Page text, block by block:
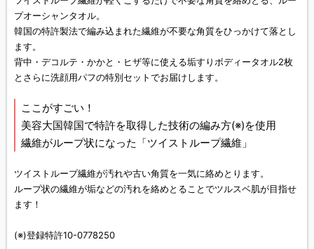
プオーシャンタオル。
韓国の特許製法で編み込まれた繊維が不要な角質をひっかけて落とし
ます。
背中・デコルテ・かかと・ヒザ等に使える垢すりボディータオル2枚
とさらに洗顔用パフの特別セットでお届けします。
ここがすごい！
美容大国韓国で特許を取得した技術の編み方(※)を使用
繊維がループ状になった「ツイストループ繊維」
ツイストループ繊維が汚れや古い角質を一気に絡めとります。
ループ状の繊維が垢などの汚れを絡めとることでツルスベ肌が目指せ
ます！
(※)登録特許10-0778250